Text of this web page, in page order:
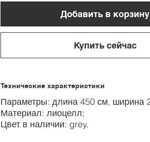
Добавить в корзину
Купить сейчас
Технические характеристики
Параметры: длина 450 см, ширина
Материал: лиоцелл;
Цвет в наличии: grey.